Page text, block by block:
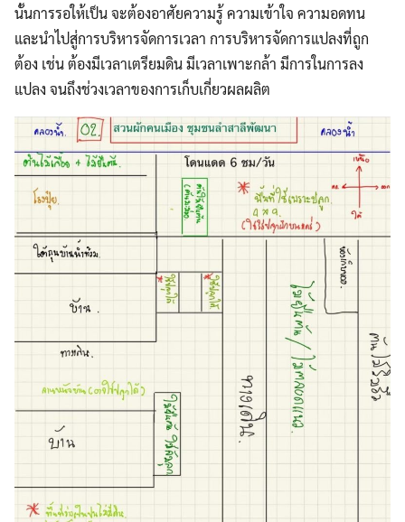
นั้นการรอให้เป็น จะต้องอาศัยความรู้ ความเข้าใจ ความอดทน
และนำไปสู่การบริหารจัดการเวลา การบริหารจัดการแปลงที่ถูก
ต้อง เช่น ต้องมีเวลาเตรียมดิน มีเวลาเพาะกล้า มีการในการลง
แปลง จนถึงช่วงเวลาของการเก็บเกี่ยวผลผลิต